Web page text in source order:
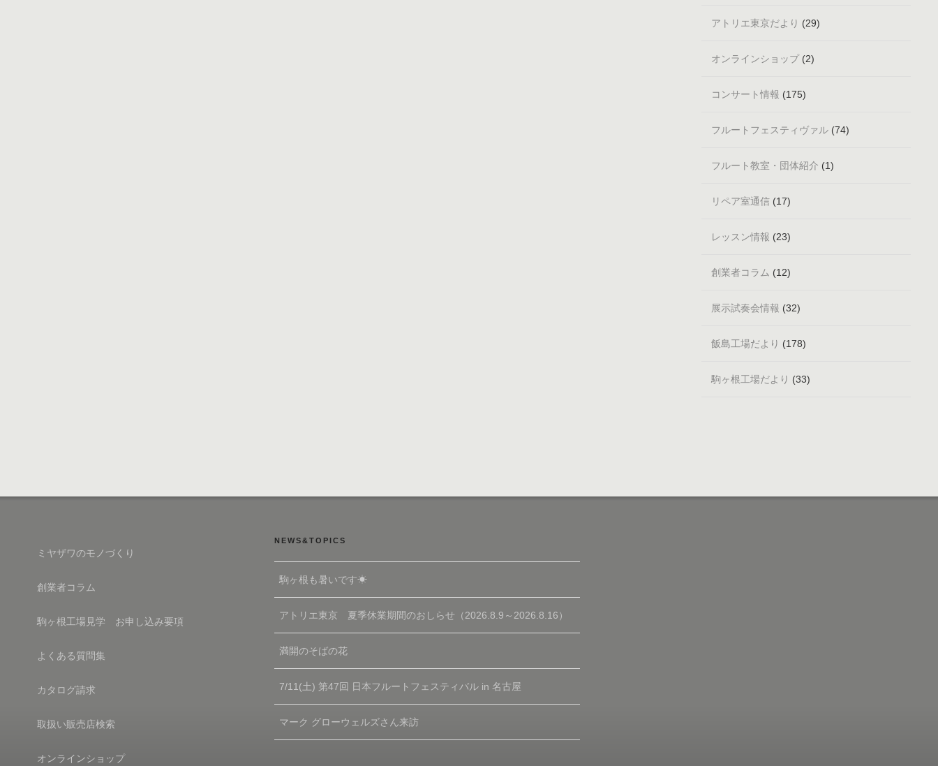
アトリエ東京だより (29)
オンラインショップ(2)
コンサート情報 (175)
フルートフェスティヴァル(74)
フルート教室・団体紹介 (1)
リペア室通信(17)
レッスン情報 (23)
創業者コラム (12)
展示試奏会情報 (32)
飯島工場だより (178)
駒ヶ根工場だより (33)
ミヤザワのモノづくり
創業者コラム
駒ヶ根工場見学 お申し込み要項
よくある質問集
カタログ請求
取扱い販売店検索
オンラインショップ
NEWS&TOPICS
駒ヶ根も暑いです☀
アトリエ東京 夏季休業期間のおしらせ（2026.8.9～2026.8.16）
満開のそばの花
7/11(土) 第47回 日本フルートフェスティバル in 名古屋
マーク グローウェルズさん来訪